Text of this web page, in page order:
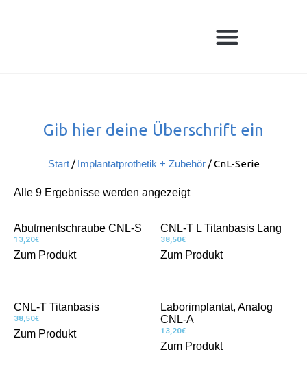
Gib hier deine Überschrift ein
Start/ Implantatprothetik + Zubehör/ CnL-Serie
Alle 9 Ergebnisse werden angezeigt
Abutmentschraube CNL-S
13,20€
Zum Produkt
CNL-T L Titanbasis Lang
38,50€
Zum Produkt
CNL-T Titanbasis
38,50€
Zum Produkt
Laborimplantat, Analog
CNL-A
13,20€
Zum Produkt